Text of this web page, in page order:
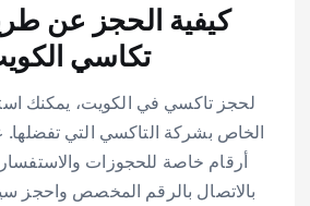
كيفية الحجز عن
تكاسي
لحجز تاكسي في الكويت، يمكنك
الخاص بشركة التاكسي التي تفضلها.
أرقام خاصة للحجوزات
بالاتصال بالرقم المخصص واحجز